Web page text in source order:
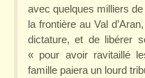
avec quelques milliers
la frontière au Val
dictature, et de libérer
« pour avoir ravitaillé
famille paiera un lourd